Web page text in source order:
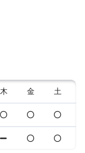
木 金 土